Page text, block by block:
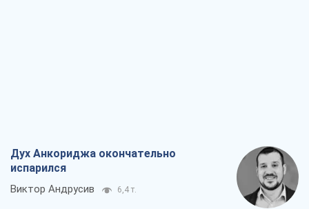
Дух Анкориджа окончательно
испарился
Виктор Андрусив 6,4 т.